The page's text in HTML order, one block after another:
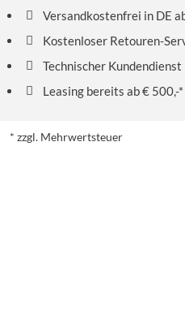
Versandkostenfrei in DE
Kostenloser Retouren-
Technischer Kundendienst
Leasing bereits ab € 500,-*
* zzgl. Mehrwertsteuer